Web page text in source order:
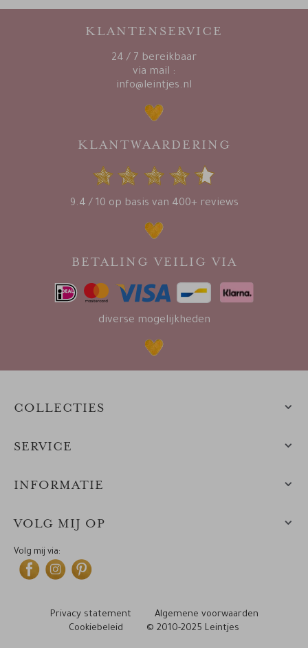
KLANTENSERVICE
24 / 7 bereikbaar
via mail :
info@leintjes.nl
KLANTWAARDERING
9.4 / 10 op basis van 400+ reviews
BETALING VEILIG VIA
diverse mogelijkheden
COLLECTIES
SERVICE
INFORMATIE
VOLG MIJ OP
Volg mij via:
Privacy statement
Algemene voorwaarden
Cookiebeleid
© 2010-2025 Leintjes